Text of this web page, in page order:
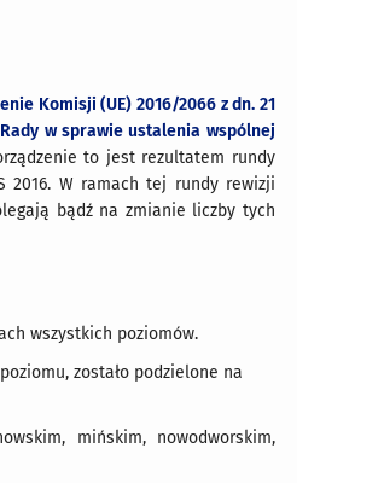
Komisji (UE) 2016/2066 z dn. 21
w sprawie ustalenia wspólnej
to jest rezultatem rundy
2016. W ramach tej rundy rewizji
bądź na zmianie liczby tych
wszystkich poziomów.
zostało podzielone na
mińskim, nowodworskim,